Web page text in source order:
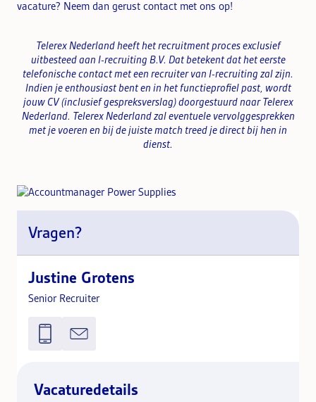
vacature? Neem dan gerust contact met ons op!
Telerex Nederland heeft het recruitment proces exclusief
uitbesteed aan I-recruiting B.V. Dat betekent dat het eerste
telefonische contact met een recruiter van I-recruiting zal zijn.
Indien je enthousiast bent en in het functieprofiel past, wordt
jouw CV (inclusief gespreksverslag) doorgestuurd naar Telerex
Nederland. Telerex Nederland zal eventuele vervolggesprekken
met je voeren en bij de juiste match treed je direct bij hen in
dienst.
Vragen?
Justine Grotens
Senior Recruiter
Vacaturedetails